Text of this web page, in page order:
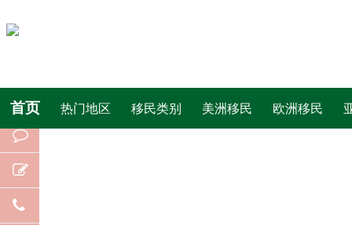
首页 热门地区 移民类别 美洲移民 欧洲移民